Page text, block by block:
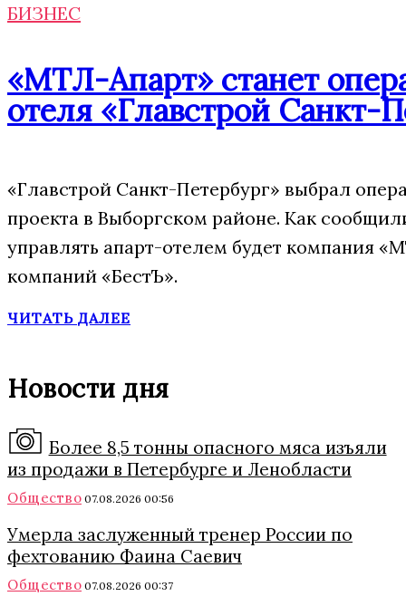
БИЗНЕС
«МТЛ-Апарт» станет
отеля «Главстрой Санкт-
«Главстрой Санкт-Петербург» выбрал
проекта в Выборгском районе. Как
управлять апарт-отелем будет компания
компаний «БестЪ».
ЧИТАТЬ ДАЛЕЕ
Новости дня
Более 8,5 тонны опасного мяса изъяли
из продажи в Петербурге и Ленобласти
Общество 07.08.2026 00:56
Умерла заслуженный тренер России по
фехтованию Фаина Саевич
Общество 07.08.2026 00:37